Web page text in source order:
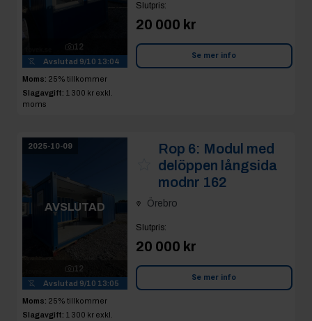
12
Avslutad 9/10 13:04
Moms: 25% tillkommer
Slagavgift: 1 300 kr exkl.
moms
Slutpris:
20 000 kr
Se mer info
2025-10-09
AVSLUTAD
12
Avslutad 9/10 13:05
Moms: 25% tillkommer
Slagavgift: 1 300 kr exkl.
Rop 6: Modul med
delöppen långsida
modnr 162
Örebro
Slutpris:
20 000 kr
Se mer info